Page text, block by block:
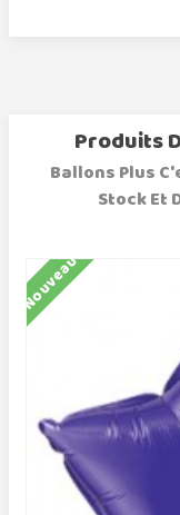
Produits
Ballons Plus
Stock Et
Nouveau